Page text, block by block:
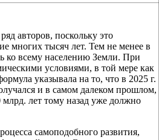
авторов, поскольку это
многих тысяч лет. Тем не менее в
ко всему населению Земли. При
условиями, в той мере как
указывала на то, что в 2025 г.
и в самом далеком прошлом,
лет тому назад уже должно
самоподобного развития,